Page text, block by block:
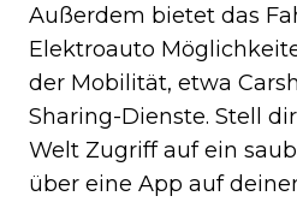
Außerdem bietet das
Elektroauto
der Mobilität, etwa
Sharing-Dienste. Stell
Welt Zugriff auf ein
über eine App auf